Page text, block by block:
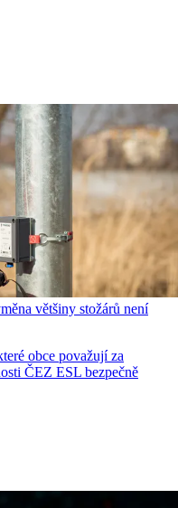
většiny stožárů není
obce považují za
ČEZ ESL bezpečně